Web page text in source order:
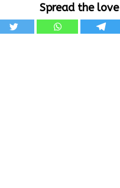
Spread the love